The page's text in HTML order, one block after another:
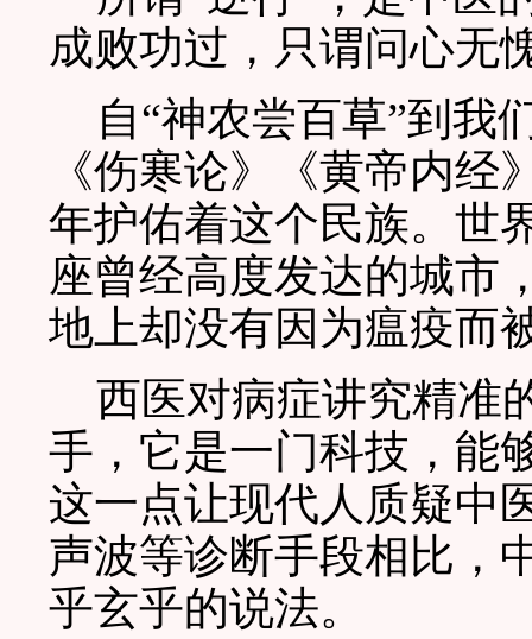
成败功过，只谓问心无
自“神农尝百草”到我
《伤寒论》《黄帝内
年护佑着这个民族。世
座曾经高度发达的城市
地上却没有因为瘟疫而
西医对病症讲究精准
手，它是一门科技，能
这一点让现代人质疑中
声波等诊断手段相比，
乎玄乎的说法。